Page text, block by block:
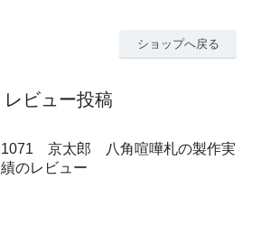
ショップへ戻る
レビュー投稿
1071 京太郎 八角喧嘩札の製作実
績のレビュー